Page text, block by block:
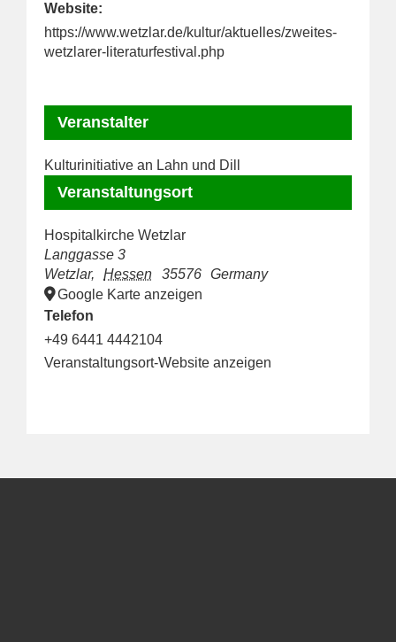
Website:
https://www.wetzlar.de/kultur/aktuelles/zweites-
wetzlarer-literaturfestival.php
Veranstaltungsort
Hospitalkirche Wetzlar
Langgasse 3
Wetzlar, Hessen 35576
Germany
Google Karte anzeigen
Telefon
+49 6441 4442104
Veranstaltungsort-Website anzeigen
Veranstalter
Kulturinitiative an Lahn und Dill